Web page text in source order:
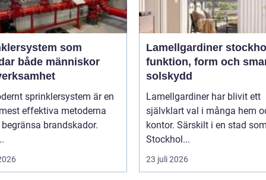
som
både människor
sprinklersystem är en
effektiva metoderna
brandskador.
Lamellgardiner
funktion, form och
solskydd
Lamellgardiner har blivit ett
självklart val i många hem
kontor. Särskilt i en stad
Stockhol...
23 juli 2026